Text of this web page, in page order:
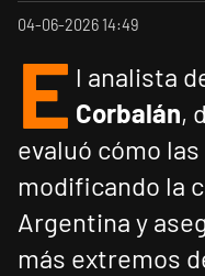
04-06-2026 14:49
E l analista
Corbalán,
evaluó cómo
modificando la
Argentina y
más extremos